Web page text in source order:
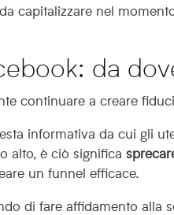
da capitalizzare nel
da
continuare a creare
informativa da cui gli
alto, è ciò significa
un funnel efficace.
di fare affidamento alla